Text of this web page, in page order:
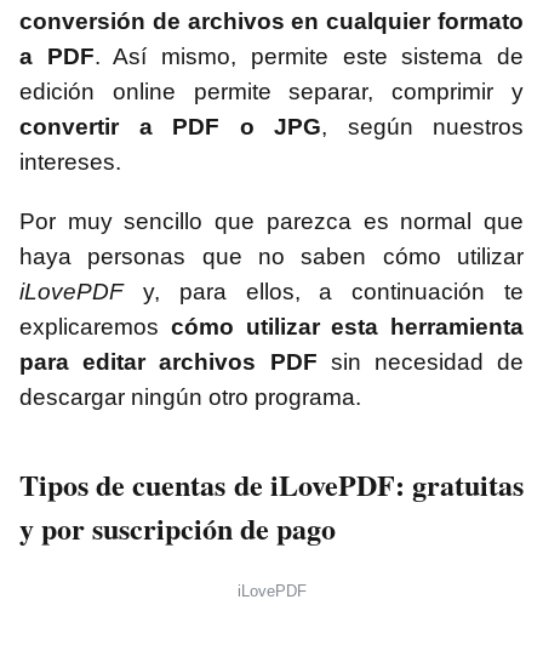
conversión de archivos en cualquier formato
a PDF. Así mismo, permite este sistema de
edición online permite separar, comprimir y
convertir a PDF o JPG, según nuestros
intereses.
Por muy sencillo que parezca es normal que
haya personas que no saben cómo utilizar
iLovePDFy, para ellos, a continuación te
explicaremos cómo utilizar esta herramienta
para editar archivos PDF sin necesidad de
descargar ningún otro programa.
Tipos de cuentas de iLovePDF: gratuitas
y por suscripción de pago
iLovePDF